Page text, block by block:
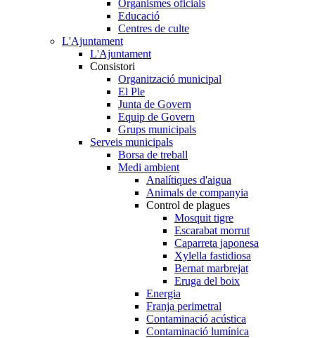
Organismes oficials
Educació
Centres de culte
L'Ajuntament
L'Ajuntament
Consistori
Organització municipal
El Ple
Junta de Govern
Equip de Govern
Grups municipals
Serveis municipals
Borsa de treball
Medi ambient
Analítiques d'aigua
Animals de companyia
Control de plagues
Mosquit tigre
Escarabat morrut
Caparreta japonesa
Xylella fastidiosa
Bernat marbrejat
Eruga del boix
Energia
Franja perimetral
Contaminació acústica
Contaminació lumínica